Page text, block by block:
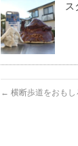
ス
← 横断歩道をおもし